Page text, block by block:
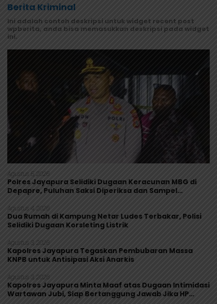
Berita Kriminal
Ini adalah contoh deskripsi untuk widget recent post
wpberita, anda bisa memasukkan deskripsi pada widget
ini.
Agustus 5, 2026
Polres Jayapura Selidiki Dugaan Keracunan MBG di
Depapre, Puluhan Saksi Diperiksa dan Sampel
Agustus 4, 2026
Dua Rumah di Kampung Netar Ludes Terbakar, Polisi
Selidiki Dugaan Korsleting Listrik
Agustus 3, 2026
Kapolres Jayapura Tegaskan Pembubaran Massa
KNPB untuk Antisipasi Aksi Anarkis
Agustus 3, 2026
Kapolres Jayapura Minta Maaf atas Dugaan Intimidasi
Wartawan Jubi, Siap Bertanggung Jawab Jika HP